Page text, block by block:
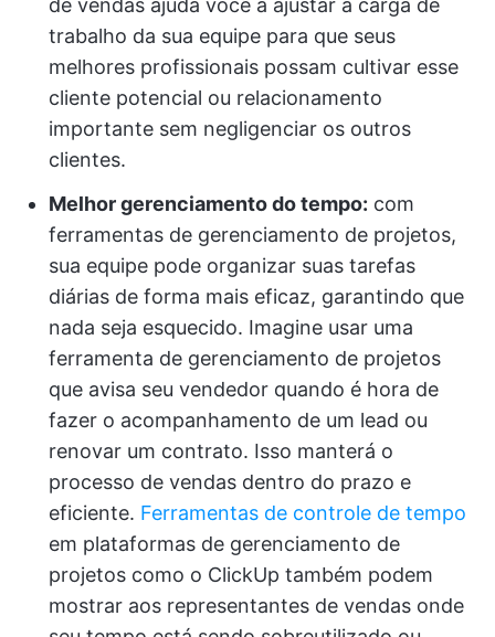
de vendas ajuda você a ajustar a carga de
trabalho da sua equipe para que seus
melhores profissionais possam cultivar esse
cliente potencial ou relacionamento
importante sem negligenciar os outros
clientes.
Melhor gerenciamento do tempo: com
ferramentas de gerenciamento de projetos,
sua equipe pode organizar suas tarefas
diárias de forma mais eficaz, garantindo que
nada seja esquecido. Imagine usar uma
ferramenta de gerenciamento de projetos
que avisa seu vendedor quando é hora de
fazer o acompanhamento de um lead ou
renovar um contrato. Isso manterá o
processo de vendas dentro do prazo e
eficiente. Ferramentas de controle de tempo
em plataformas de gerenciamento de
projetos como o ClickUp também podem
mostrar aos representantes de vendas onde